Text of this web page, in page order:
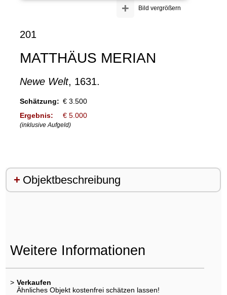
Bild vergrößern
+
201
MATTHÄUS MERIAN
Newe Welt, 1631.
Schätzung: € 3.500
Ergebnis:
€ 5.000
(inklusive Aufgeld)
Objektbeschreibung
Weitere Informationen
> Verkaufen
Ähnliches Objekt kostenfrei schätzen lassen!